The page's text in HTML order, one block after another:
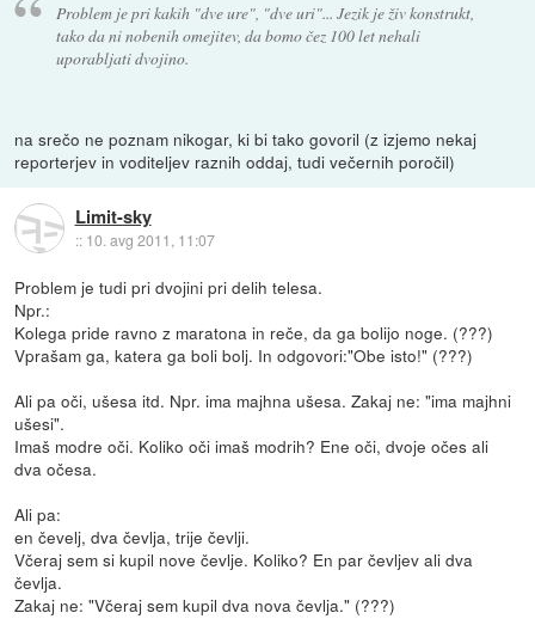
Problem je pri kakih "dve ure", "dve uri"... Jezik je živ konstrukt,
tako da ni nobenih omejitev, da bomo čez 100 let nehali
uporabljati dvojino.
na srečo ne poznam nikogar, ki bi tako govoril (z izjemo nekaj
reporterjev in voditeljev raznih oddaj, tudi večernih poročil)
Limit-sky
:: 10. avg 2011, 11:07
Problem je tudi pri dvojini pri delih telesa.
Npr.:
Kolega pride ravno z maratona in reče, da ga bolijo noge. (???)
Vprašam ga, katera ga boli bolj. In odgovori:"Obe isto!" (???)
Ali pa oči, ušesa itd. Npr. ima majhna ušesa. Zakaj ne: "ima majhni
ušesi".
Imaš modre oči. Koliko oči imaš modrih? Ene oči, dvoje očes ali
dva očesa.
Ali pa:
en čevelj, dva čevlja, trije čevlji.
Včeraj sem si kupil nove čevlje. Koliko? En par čevljev ali dva
čevlja.
Zakaj ne: "Včeraj sem kupil dva nova čevlja." (???)